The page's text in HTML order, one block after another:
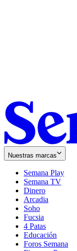
Nuestras marcas
Semana Play
Semana TV
Dinero
Arcadia
Soho
in
new
window
Fucsia
in
new
window
4 Patas
Educación
Foros Semana